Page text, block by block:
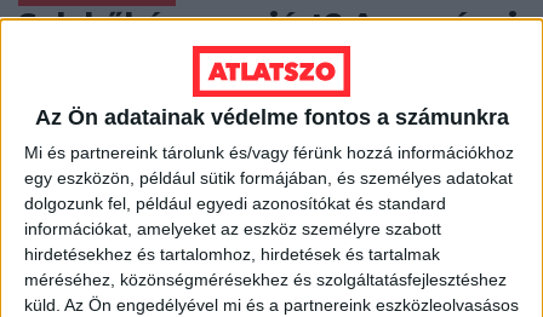
Az Ön adatainak védelme fontos a számunkra
Mi és partnereink tárolunk és/vagy férünk hozzá információkhoz
egy eszközön, például sütik formájában, és személyes adatokat
dolgozunk fel, például egyedi azonosítókat és standard
információkat, amelyeket az eszköz személyre szabott
hirdetésekhez és tartalomhoz, hirdetések és tartalmak
méréséhez, közönségmérésekhez és szolgáltatásfejlesztéshez
küld. Az Ön engedélyével mi és a partnereink eszközleolvasásos
Sok hűhó semmiért? Az európai
ambíciók hiányáról tanúskodik
Merkel és Macron Aacheni
Szerződése
A múlt hét kedden a németországi Aachenben (francia
nevén Aix-la-Chapelle-ben) aláírt német-francia
megállapodásról elég nagy reményekkel számolt be a
független...
DOBSI VIKTÓRIA 2019. január 31. 10p